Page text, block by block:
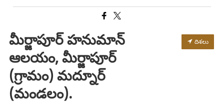
మీర్జాపూర్ హనుమాన్
ఆలయం, మీర్జాపూర్
(గ్రామం) మద్నూర్
(మండలం).
దిశలు